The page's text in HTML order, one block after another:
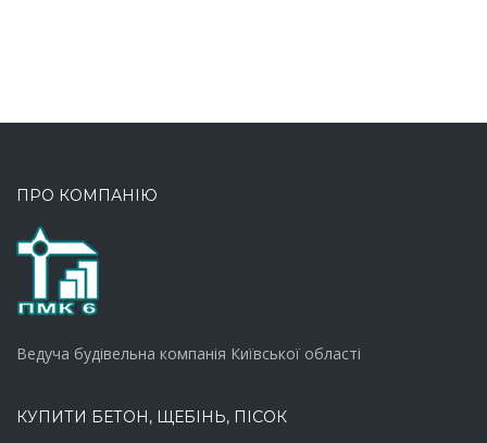
ПРО КОМПАНІЮ
Ведуча будівельна компанія Київської області
КУПИТИ БЕТОН, ЩЕБІНЬ, ПІСОК